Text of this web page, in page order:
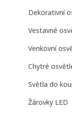
Dekorativní
Vestavné
Venkovní
Chytré
Světla do
Žárovky LED